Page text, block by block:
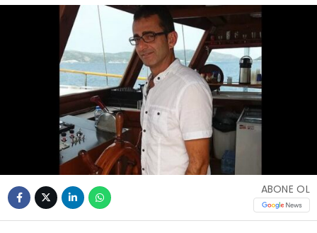
ABONE OL